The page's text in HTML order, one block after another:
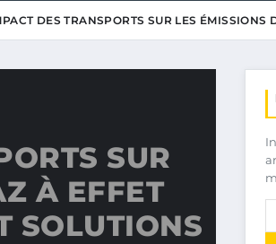
DES TRANSPORTS SUR LES ÉMISSIONS
SUR
À EFFET
SOLUTIONS